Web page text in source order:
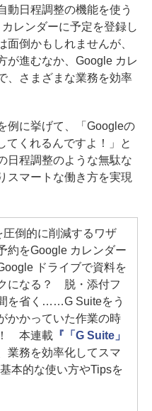
日程調整の機能を使う
レンダーに予定を登録し
倒かもしれませんが、
が進むなか、Google カレ
、さまざまな業務を効率
例に挙げて、「Googleの
てくれるんですよ！」と
日程調整のような無駄な
スマートな働き方を実現
倒的に削減するワザ
をGoogle カレンダー
ドライブで資料を
になる？ 脱・添付フ
を省く……G Suiteをう
かかっていた作業の時
本連載 『「G Suite」
業務を効率化してスマ
本的な使い方やTipsを